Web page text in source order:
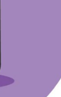
(Screenshot)
besplatni
prognoze